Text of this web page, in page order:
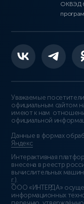
ОКВЭД
Уважаемые посетители
официальным сайтом
имеют к нам
официальной
Данные в формах
Яндекс
Интерактивная
внесена в реестр
вычислительных машин
г.).
ООО «ИНТЕРДА»
информационных